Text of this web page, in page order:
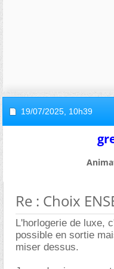
19/07/2025, 10h39
Re : Choix
L'horlogerie de luxe,
possible en sortie
miser dessus.